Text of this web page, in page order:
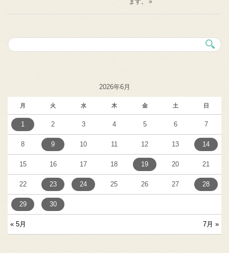
ます。 »
2026年6月
月 火 水 木 金 土 日
« 5月 7月 »
1 2 3 4 5 6 7
8 9 10 11 12 13 14
15 16 17 18 19 20 21
22 23 24 25 26 27 28
29 30